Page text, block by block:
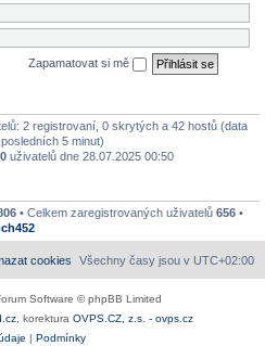
Zapamatovat si mě
2 registrovaní, 0 skrytých a 42 hostů (data
5 minut)
uživatelů dne 28.07.2025 00:50
• Celkem zaregistrovaných uživatelů 656 •
Všechny časy jsou v UTC+02:00
cookies
Software © phpBB Limited
, korektura OVPS.CZ, z.s. - ovps.cz
| Podmínky